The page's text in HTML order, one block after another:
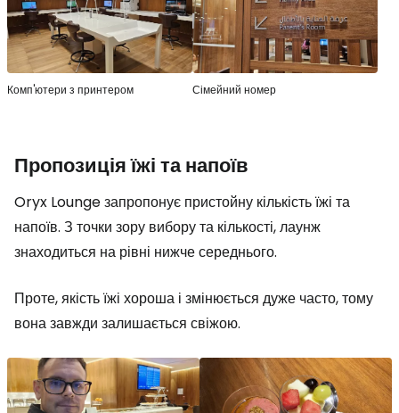
Комп'ютери з принтером Сімейний номер
Пропозиція їжі та напоїв
Oryx Lounge запропонує пристойну кількість їжі та
напоїв. З точки зору вибору та кількості, лаунж
знаходиться на рівні нижче середнього.
Проте, якість їжі хороша і змінюється дуже часто, тому
вона завжди залишається свіжою.